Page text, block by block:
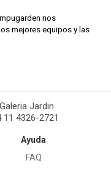
nos
mejores equipos y las
Jardin
4326-2721
Ayuda
FAQ